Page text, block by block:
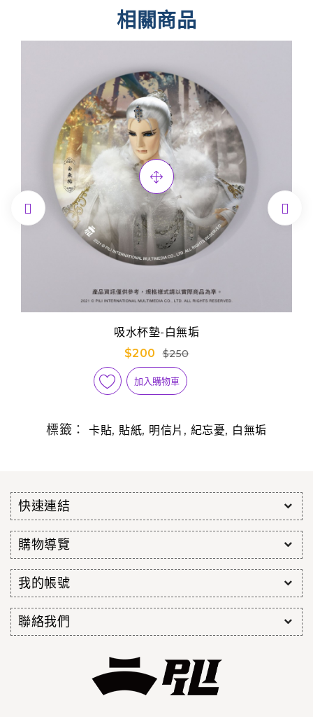
相關商品
吸水杯墊-白無垢
$200
$250
加入購物車
 
標籤：卡貼,貼紙, 明信片 , 紀忘憂, 白無垢
快速連結
購物導覽
我的帳號
聯絡我們